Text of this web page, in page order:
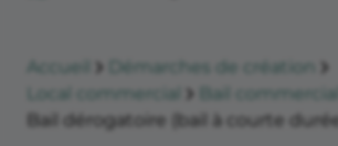
Accueil
Démarches de création
Local commercial
Bail commercial
Bail dérogatoire (bail à courte